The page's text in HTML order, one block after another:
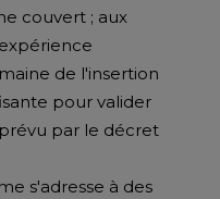
couvert ; aux
de l'insertion
pour valider
par le décret
s'adresse à des